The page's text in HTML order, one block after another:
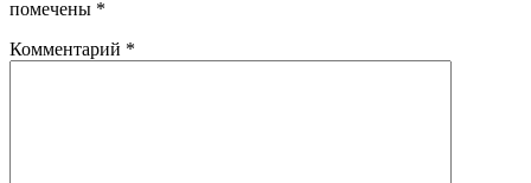
помечены *
Комментарий *